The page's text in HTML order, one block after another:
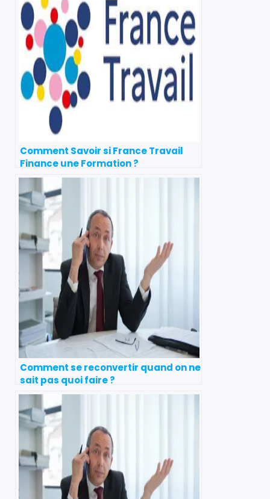
Comment Savoir si France Travail
Finance une Formation ?
Comment se reconvertir quand on ne
sait pas quoi faire ?